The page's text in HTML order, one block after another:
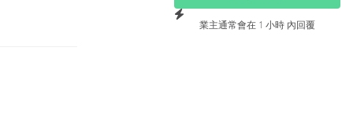
業主通常會在 1 小時 內回覆